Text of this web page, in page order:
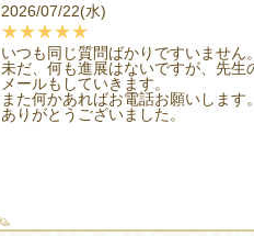
2026/07/22(水)
★★★★★
いつも同じ質問ばかりですいません。
未だ、何も進展はないですが、先生
メールもしていきます。
また何かあればお電話お願いします。
ありがとうございました。